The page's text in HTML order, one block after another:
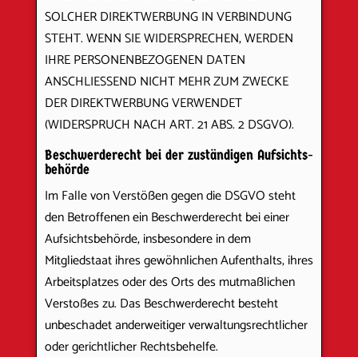
SOLCHER DIREKTWERBUNG IN VERBINDUNG
STEHT. WENN SIE WIDERSPRECHEN, WERDEN
IHRE PERSONENBEZOGENEN DATEN
ANSCHLIESSEND NICHT MEHR ZUM ZWECKE
DER DIREKTWERBUNG VERWENDET
(WIDERSPRUCH NACH ART. 21 ABS. 2 DSGVO).
Beschwerde­recht bei der zuständigen Aufsichts­
behörde
Im Falle von Verstößen gegen die DSGVO steht
den Betroffenen ein Beschwerderecht bei einer
Aufsichtsbehörde, insbesondere in dem
Mitgliedstaat ihres gewöhnlichen Aufenthalts, ihres
Arbeitsplatzes oder des Orts des mutmaßlichen
Verstoßes zu. Das Beschwerderecht besteht
unbeschadet anderweitiger verwaltungsrechtlicher
oder gerichtlicher Rechtsbehelfe.